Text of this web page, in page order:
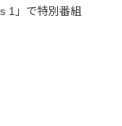
1」で特別番組